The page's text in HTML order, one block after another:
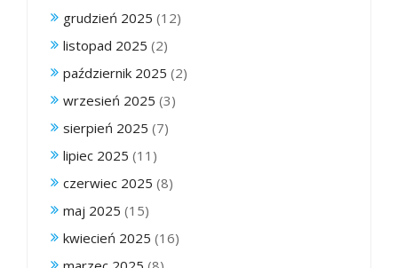
grudzień 2025 (12)
listopad 2025 (2)
październik 2025 (2)
wrzesień 2025 (3)
sierpień 2025 (7)
lipiec 2025 (11)
czerwiec 2025 (8)
maj 2025 (15)
kwiecień 2025 (16)